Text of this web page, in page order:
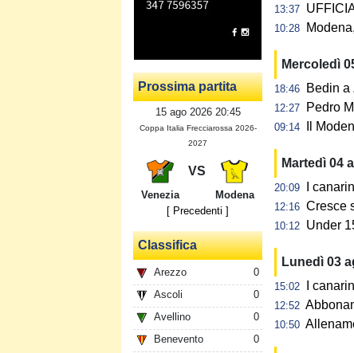
Prossima partita
15 ago 2026 20:45
Coppa Italia Frecciarossa 2026-
2027
VS
Venezia
Modena
[ Precedenti ]
Classifica
Arezzo
0
Ascoli
0
Avellino
0
Benevento
0
13:37
10:28
Mercoledì
18:46 Bedin a
12:27 Pedro
09:14 Il
Martedì 04
20:09 I
12:16 Cresce
10:12 Under
Lunedì 03
15:02 I
12:52
10:50